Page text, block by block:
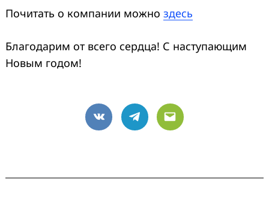
Почитать о компании можно здесь
Благодарим от всего сердца! С наступающим
Новым годом!
VK Telegram
Email